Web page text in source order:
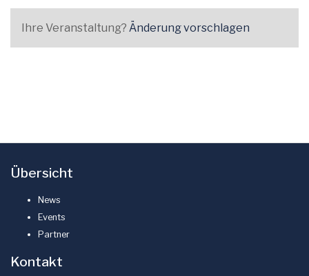
Ihre Veranstaltung? Änderung vorschlagen
Übersicht
News
Events
Partner
Kontakt